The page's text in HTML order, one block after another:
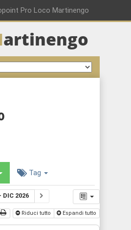
Pro Loco Martinengo
artinengo
Tag
DIC 2026
Riduci tutto Espandi tutto